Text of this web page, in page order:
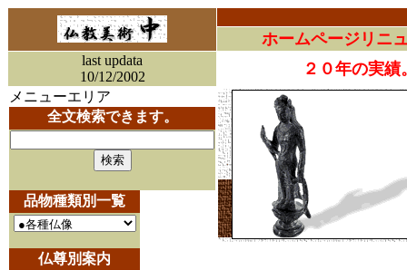
ホームページリニ
last updata
10/12/2002
２０年の実
メニューエリア
全文検索できます。
品物種類別一覧
仏尊別案内